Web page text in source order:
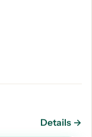
Details →